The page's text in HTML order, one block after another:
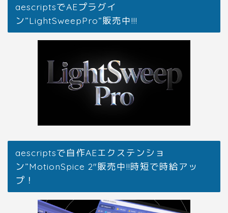
aescriptsでAEプラグイ
ン”LightSweepPro”販売中!!!
aescriptsで自作AEエクステンショ
ン”MotionSpice 2″販売中!!時短で時給アッ
プ！